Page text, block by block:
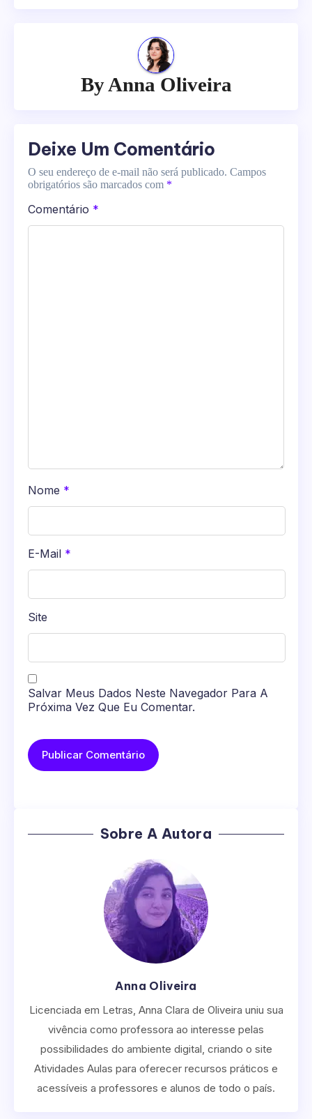
ByAnna Oliveira
Deixe Um Comentário
O seu endereço de e-mail não será publicado. Campos
obrigatórios são marcados com *
Comentário *
Nome *
E-Mail *
Site
Salvar Meus Dados Neste Navegador Para A
Próxima Vez Que Eu Comentar.
Sobre A Autora
Anna Oliveira
Licenciada em Letras, Anna Clara de Oliveira uniu sua
vivência como professora ao interesse pelas
possibilidades do ambiente digital, criando o site
Atividades Aulas para oferecer recursos práticos e
acessíveis a professores e alunos de todo o país.